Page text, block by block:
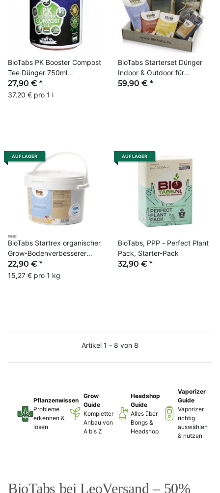
BioTabs PK Booster Compost
Tee Dünger 750ml
Blütestärke
27,90 € *
37,20 € pro 1 l
BioTabs Starterset Dünger
Indoor & Outdoor für
Pflanzenzucht
59,90 € *
AUF LAGER
BioTabs Startrex organischer
Grow-Bodenverbesserer
1,5kg
22,90 € *
15,27 € pro 1 kg
AUF LAGER
BioTabs, PPP - Perfect Plant
Pack, Starter-Pack
32,90 € *
Artikel 1 - 8 von 8
Pflanzenwissen
Probleme
erkennen &
lösen
Grow
Guide
Kompletter
Anbau von
A bis Z
Headshop
Guide
Alles über
Bongs &
Headshop
Vaporizer
Guide
Vaporizer
richtig
auswählen
& nutzen
BioTabs bei LeoVersand – 50%